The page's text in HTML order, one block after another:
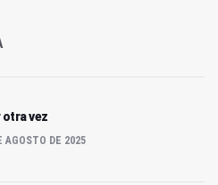
otra vez
AGOSTO DE 2025